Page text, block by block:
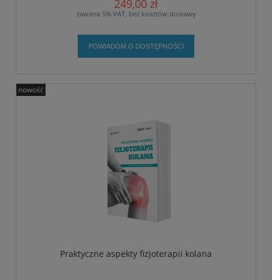
249,00 zł
zawiera 5% VAT, bez kosztów dostawy
POWIADOM O DOSTĘPNOŚCI
Praktyczne aspekty fizjoterapii kolana
nowość